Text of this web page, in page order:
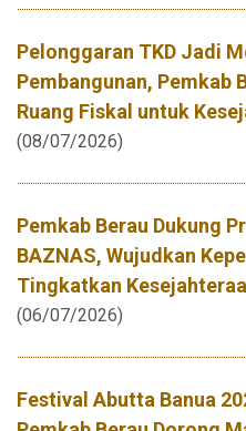
Pelonggaran TKD Jadi
Pembangunan, Pemkab
Ruang Fiskal untuk
(08/07/2026)
Pemkab Berau Dukung
BAZNAS, Wujudkan
Tingkatkan
(06/07/2026)
Festival Abutta Banua